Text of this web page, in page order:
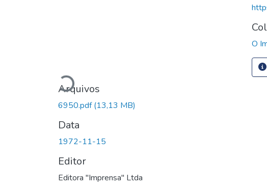
Carregando...
Arquivos
6950.pdf(13,13 MB)
Data
1972-11-15
Editor
Editora "Imprensa" Ltda
O